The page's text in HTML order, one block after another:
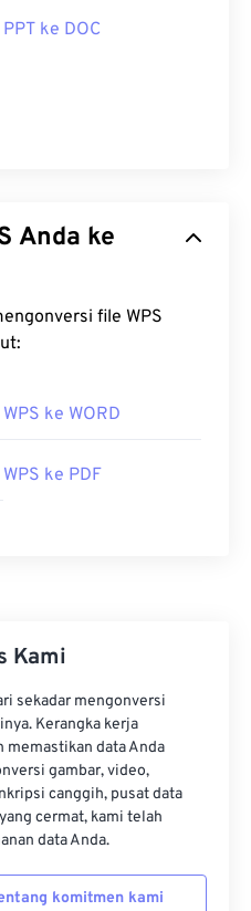
PPT ke DOC
file WPS
WPS ke WORD
WPS ke PDF
Kami
sekadar mengonversi
Kerangka kerja
memastikan data Anda
gambar, video,
canggih, pusat data
cermat, kami telah
data Anda.
komitmen kami